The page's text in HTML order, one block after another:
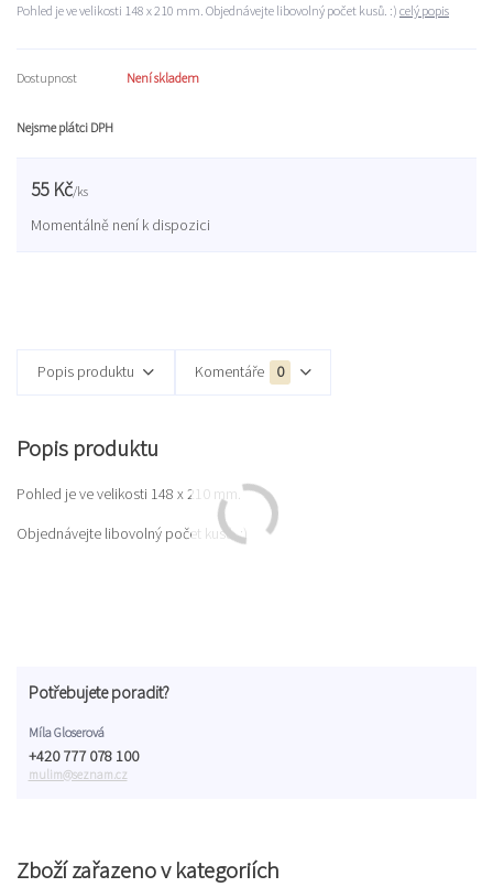
Pohled je ve velikosti 148 x 210 mm. Objednávejte libovolný počet kusů. :) celý popis
Dostupnost Není skladem
Nejsme plátci DPH
55 Kč/ks
Momentálně není k dispozici
Popis produktu Komentáře 0
Popis produktu
Pohled je ve velikosti 148 x 210 mm.
Objednávejte libovolný počet kusů. :)
Zboží zařazeno v kategoriích
Potřebujete poradit?
Míla Gloserová
+420 777 078 100
mulim@seznam.cz